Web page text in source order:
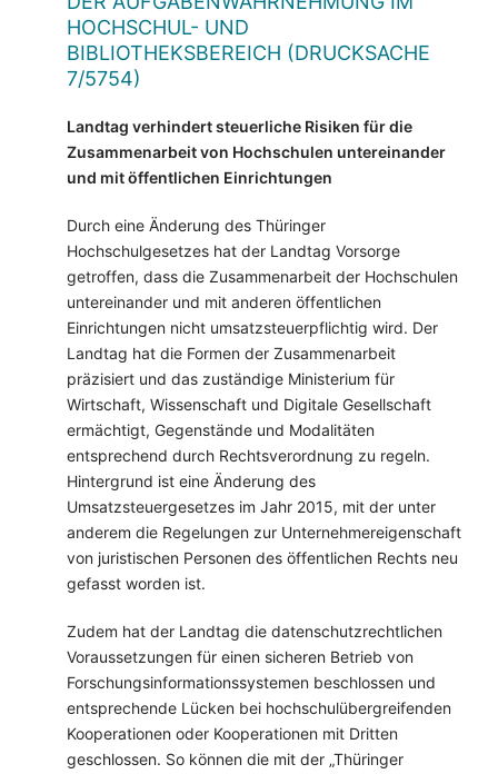
HOCHSCHUL- UND
BIBLIOTHEKSBEREICH (DRUCKSACHE
7/5754)
Landtag verhindert steuerliche Risiken für die
Zusammenarbeit von Hochschulen untereinander
und mit öffentlichen Einrichtungen
Durch eine Änderung des Thüringer
Hochschulgesetzes hat der Landtag Vorsorge
getroffen, dass die Zusammenarbeit der Hochschulen
untereinander und mit anderen öffentlichen
Einrichtungen nicht umsatzsteuerpflichtig wird. Der
Landtag hat die Formen der Zusammenarbeit
präzisiert und das zuständige Ministerium für
Wirtschaft, Wissenschaft und Digitale Gesellschaft
ermächtigt, Gegenstände und Modalitäten
entsprechend durch Rechtsverordnung zu regeln.
Hintergrund ist eine Änderung des
Umsatzsteuergesetzes im Jahr 2015, mit der unter
anderem die Regelungen zur Unternehmereigenschaft
von juristischen Personen des öffentlichen Rechts neu
gefasst worden ist.
Zudem hat der Landtag die datenschutzrechtlichen
Voraussetzungen für einen sicheren Betrieb von
Forschungsinformationssystemen beschlossen und
entsprechende Lücken bei hochschulübergreifenden
Kooperationen oder Kooperationen mit Dritten
geschlossen. So können die mit der „Thüringer